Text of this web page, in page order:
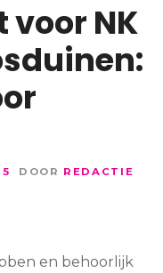
voor NK
DOOR REDACTIE
en behoorlijk